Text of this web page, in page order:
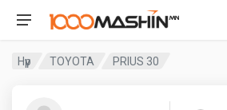
Нүүр TOYOTA PRIUS 30